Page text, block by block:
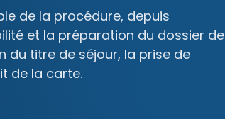
de la procédure, depuis
et la préparation du dossier de
du titre de séjour, la prise de
de la carte.